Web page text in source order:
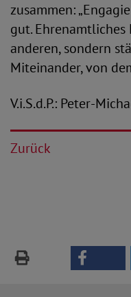
zusammen:
gut.
anderen, sondern
Miteinander, von
V.i.S.d.P.: Peter-
Zurück